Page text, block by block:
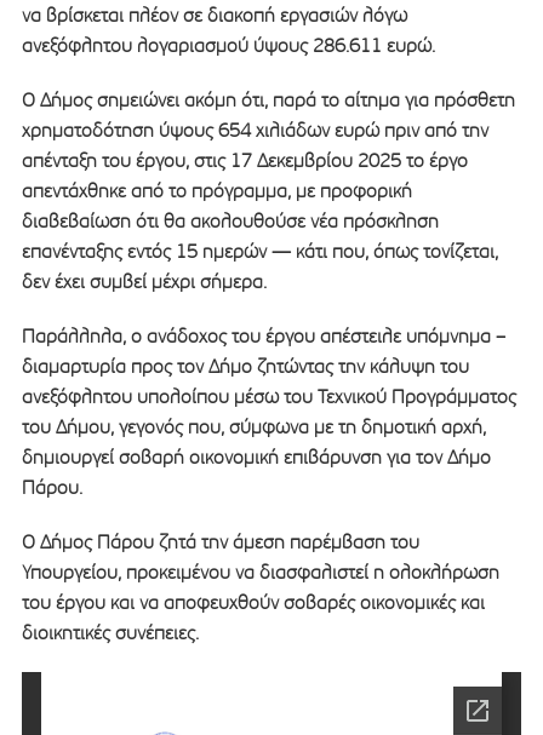
να βρίσκεται πλέον σε διακοπή εργασιών λόγω
ανεξόφλητου λογαριασμού ύψους 286.611 ευρώ.
Ο Δήμος σημειώνει ακόμη ότι, παρά το αίτημα για πρόσθετη
χρηματοδότηση ύψους 654 χιλιάδων ευρώ πριν από την
απένταξη του έργου, στις 17 Δεκεμβρίου 2025 το έργο
απεντάχθηκε από το πρόγραμμα, με προφορική
διαβεβαίωση ότι θα ακολουθούσε νέα πρόσκληση
επανένταξης εντός 15 ημερών — κάτι που, όπως τονίζεται,
δεν έχει συμβεί μέχρι σήμερα.
Παράλληλα, ο ανάδοχος του έργου απέστειλε υπόμνημα –
διαμαρτυρία προς τον Δήμο ζητώντας την κάλυψη του
ανεξόφλητου υπολοίπου μέσω του Τεχνικού Προγράμματος
του Δήμου, γεγονός που, σύμφωνα με τη δημοτική αρχή,
δημιουργεί σοβαρή οικονομική επιβάρυνση για τον Δήμο
Πάρου.
Ο Δήμος Πάρου ζητά την άμεση παρέμβαση του
Υπουργείου, προκειμένου να διασφαλιστεί η ολοκλήρωση
του έργου και να αποφευχθούν σοβαρές οικονομικές και
διοικητικές συνέπειες.